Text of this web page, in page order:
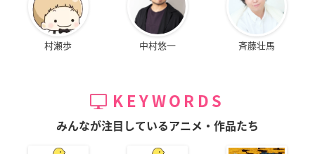
村瀬歩 中村悠一 斉藤壮馬
KEYWORDS
みんなが注目しているアニメ・作品たち